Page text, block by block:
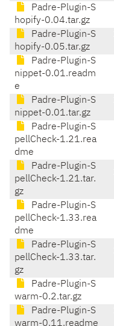
Padre-Plugin-S
hopify-0.04.tar.gz
Padre-Plugin-S
hopify-0.05.tar.gz
Padre-Plugin-S
nippet-0.01.readm
e
Padre-Plugin-S
nippet-0.01.tar.gz
Padre-Plugin-S
pellCheck-1.21.rea
dme
Padre-Plugin-S
pellCheck-1.21.tar.
gz
Padre-Plugin-S
pellCheck-1.33.rea
dme
Padre-Plugin-S
pellCheck-1.33.tar.
gz
Padre-Plugin-S
warm-0.2.tar.gz
Padre-Plugin-S
warm-0.11.readme